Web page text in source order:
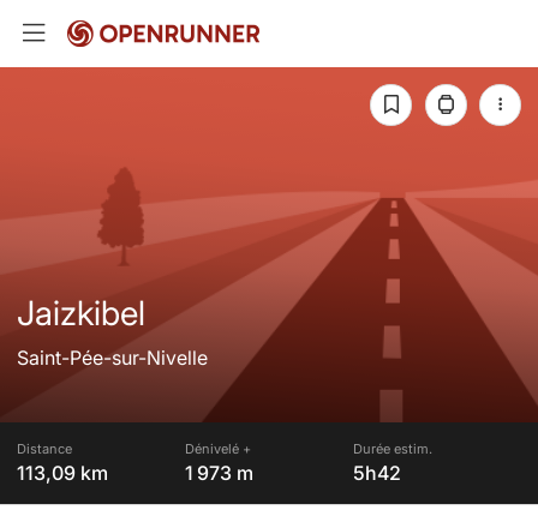
Jaizkibel
Saint-Pée-sur-Nivelle
Distance
113,09 km
Dénivelé +
1 973 m
Durée estim.
5h42